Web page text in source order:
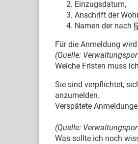
Einzugsdatum,
Anschrift der
Namen der nach
Für die Anmeldung
(Quelle:
Welche Fristen muss
Sie sind verpflichtet,
anzumelden.
Verspätete
(Quelle:
Was sollte ich noch